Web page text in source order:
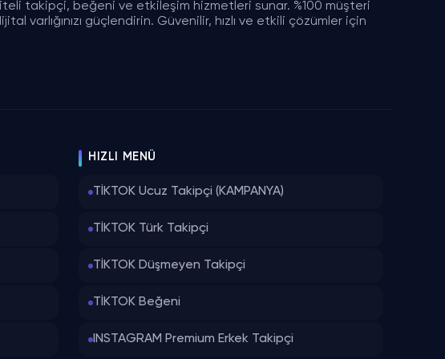
takipçi, beğeni ve etkileşim hizmetleri sunar. %100 müşteri
varlığınızı güçlendirin. Güvenilir, hızlı ve etkili çözümler için
HIZLI MENÜ
TİKTOK Ucuz Takipçi (KAMPANYA)
TİKTOK Türk Takipçi
TİKTOK Düşmeyen Takipçi
TİKTOK Beğeni
INSTAGRAM Premium Erkek Takipçi